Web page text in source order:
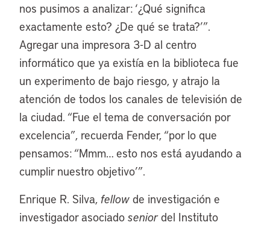
nos pusimos a analizar: ‘¿Qué significa
exactamente esto? ¿De qué se trata?’”.
Agregar una impresora 3-D al centro
informático que ya existía en la biblioteca fue
un experimento de bajo riesgo, y atrajo la
atención de todos los canales de televisión de
la ciudad. “Fue el tema de conversación por
excelencia”, recuerda Fender, “por lo que
pensamos: “Mmm… esto nos está ayudando a
cumplir nuestro objetivo’”.
Enrique R. Silva, fellow de investigación e
investigador asociado seniordel Instituto